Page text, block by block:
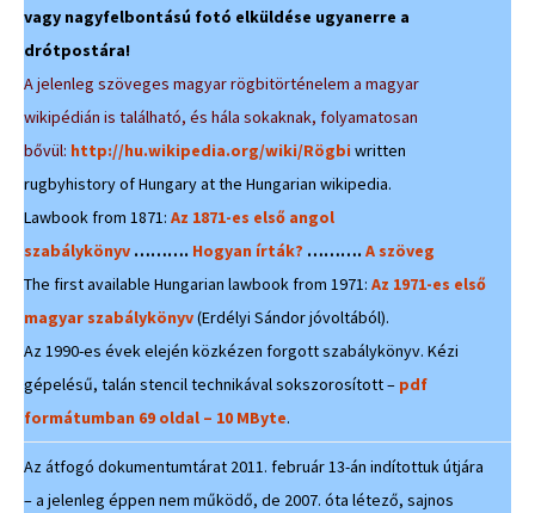
vagy nagyfelbontású fotó elküldése ugyanerre a
drótpostára!
A jelenleg szöveges magyar rögbitörténelem a magyar
wikipédián is található, és hála sokaknak, folyamatosan
bővül: http://hu.wikipedia.org/wiki/Rögbiwritten
rugbyhistory of Hungary at the Hungarian wikipedia.
Lawbook from 1871: Az 1871-es első angol
szabálykönyv ………. Hogyan írták? ………. A szöveg
The first available Hungarian lawbook from 1971: Az 1971-es első
magyar szabálykönyv(Erdélyi Sándor jóvoltából).
Az 1990-es évek elején közkézen forgott szabálykönyv. Kézi
gépelésű, talán stencil technikával sokszorosított – pdf
formátumban 69 oldal – 10 MByte.
Az átfogó dokumentumtárat 2011. február 13-án indítottuk útjára
– a jelenleg éppen nem működő, de 2007. óta létező, sajnos